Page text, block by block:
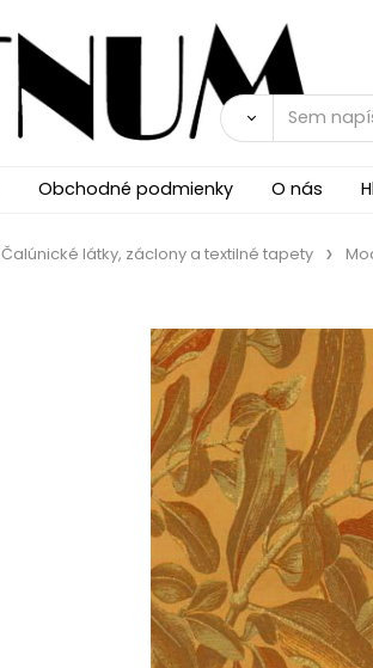
Obchodné podmienky O nás
Čalúnické látky, záclony a textilné tapety